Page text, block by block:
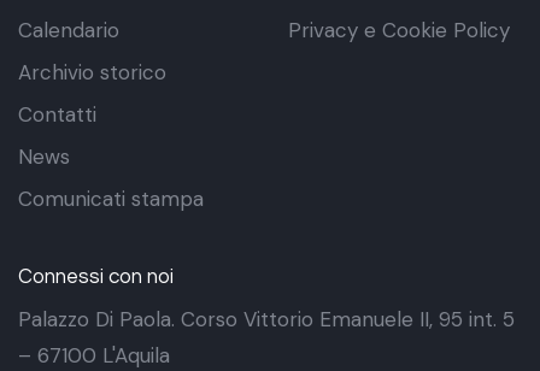
Calendario
Archivio storico
Contatti
News
Comunicati stampa
Privacy e Cookie Policy
Connessi con noi
Palazzo Di Paola. Corso Vittorio Emanuele II, 95 int. 5
– 67100 L'Aquila